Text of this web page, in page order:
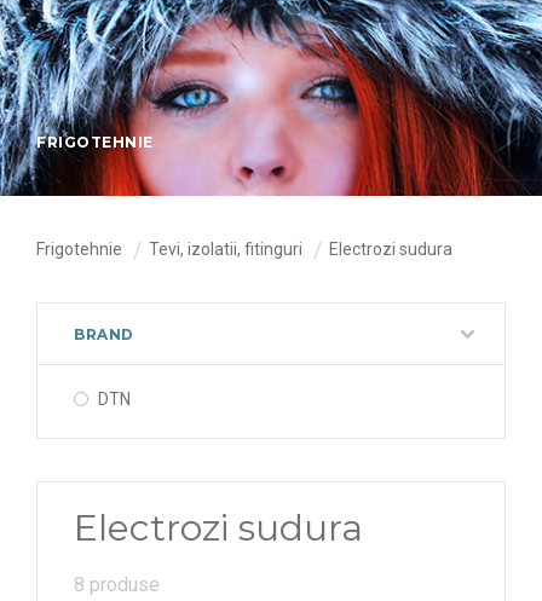
FRIGOTEHNIE
Frigotehnie Tevi, izolatii, fitinguri Electrozi sudura
BRAND
DTN
Electrozi sudura
8 produse